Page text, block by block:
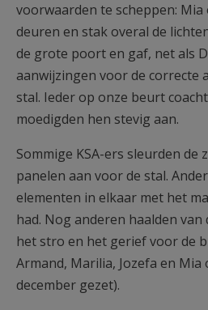
voorwaarden te scheppen:
deuren en stak overal de
de grote poort en gaf, net als
aanwijzingen voor de correcte
stal. Ieder op onze beurt
moedigden hen stevig aan.
Sommige KSA-ers sleurden de
panelen aan voor de stal.
elementen in elkaar met het
had. Nog anderen haalden van
het stro en het gerief voor de
Armand, Marilia, Jozefa en Mia
december gezet).